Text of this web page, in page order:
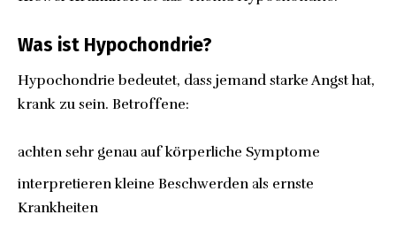
Was ist Hypochondrie?
Hypochondrie bedeutet, dass jemand starke Angst hat,
krank zu sein. Betroffene:
achten sehr genau auf körperliche Symptome
interpretieren kleine Beschwerden als ernste
Krankheiten